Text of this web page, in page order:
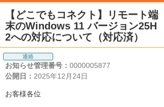
【どこでもコネクト】リモート端
末のWindows 11 バージョン25H
2への対応について（対応済）
連絡
お知らせ管理番号： 0000005877
公開日： 2025年12月24日
お客様各位